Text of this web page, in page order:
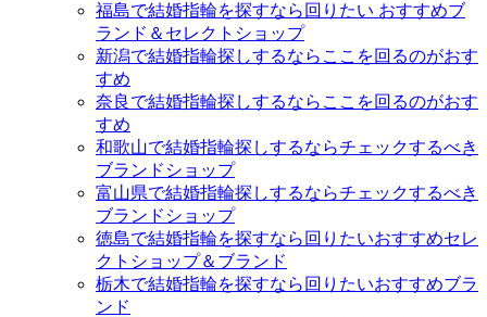
福島で結婚指輪を探すなら回りたい おすすめブ
ランド＆セレクトショップ
新潟で結婚指輪探しするならここを回るのがおす
すめ
奈良で結婚指輪探しするならここを回るのがおす
すめ
和歌山で結婚指輪探しするならチェックするべき
ブランドショップ
富山県で結婚指輪探しするならチェックするべき
ブランドショップ
徳島で結婚指輪を探すなら回りたいおすすめセレ
クトショップ＆ブランド
栃木で結婚指輪を探すなら回りたいおすすめブラ
ンド